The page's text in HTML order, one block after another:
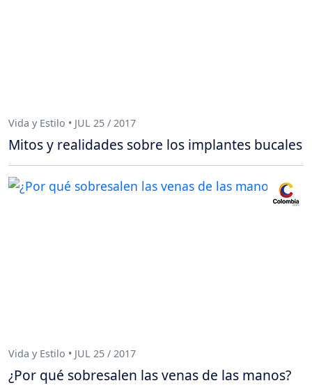
Vida y Estilo • JUL 25 / 2017
Mitos y realidades sobre los implantes bucales
Vida y Estilo • JUL 25 / 2017
¿Por qué sobresalen las venas de las manos?